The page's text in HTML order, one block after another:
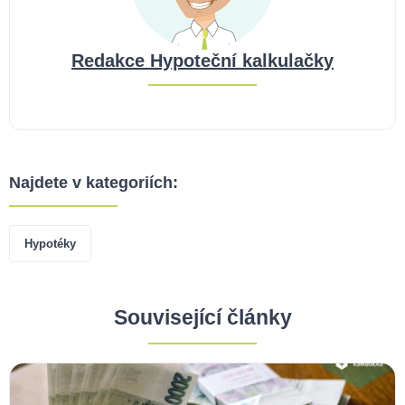
Redakce Hypoteční kalkulačky
Najdete v kategoriích:
Hypotéky
Související články